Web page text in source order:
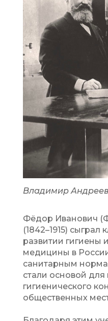
Владимир
Фёдор Иванович
(1842–1915)
развитии гигиены
медицины в
санитарным
стали основой
гигиенического
общественных